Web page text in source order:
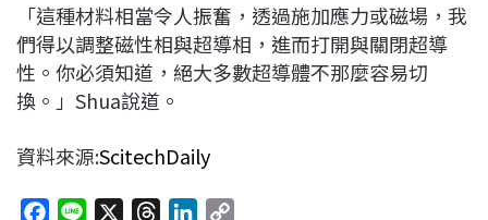
「這種材料相當令人振奮，透過施加應力或磁場，我
們得以調整磁性相與超導相，進而打開與關閉超導
性。你必須知道，絕大多數超導體不那麼容易切
換。」Shua說道。
資料來源:ScitechDaily